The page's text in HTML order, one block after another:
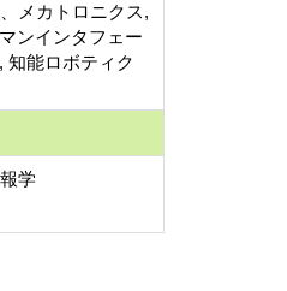
メカトロニクス,
ンインタフェー
知能ロボティク
学